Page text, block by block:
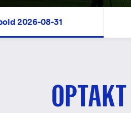
2026-08-31
OPTAKT